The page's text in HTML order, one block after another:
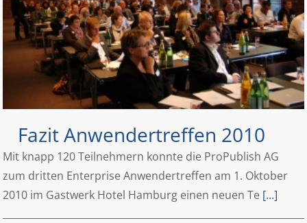
Fazit Anwendertreffen 2010
Mit knapp 120 Teilnehmern konnte die ProPublish AG
zum dritten Enterprise Anwendertreffen am 1. Oktober
2010 im Gastwerk Hotel Hamburg einen neuen Te [...]